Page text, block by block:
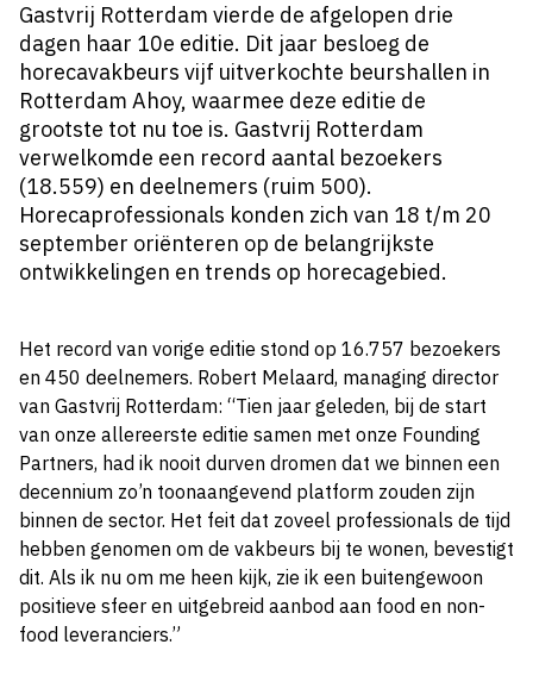
Gastvrij Rotterdam vierde de afgelopen drie
dagen haar 10e editie. Dit jaar besloeg de
horecavakbeurs vijf uitverkochte beurshallen in
Rotterdam Ahoy, waarmee deze editie de
grootste tot nu toe is. Gastvrij Rotterdam
verwelkomde een record aantal bezoekers
(18.559) en deelnemers (ruim 500).
Horecaprofessionals konden zich van 18 t/m 20
september oriënteren op de belangrijkste
ontwikkelingen en trends op horecagebied.
Het record van vorige editie stond op 16.757 bezoekers
en 450 deelnemers. Robert Melaard, managing director
van Gastvrij Rotterdam: “Tien jaar geleden, bij de start
van onze allereerste editie samen met onze Founding
Partners, had ik nooit durven dromen dat we binnen een
decennium zo’n toonaangevend platform zouden zijn
binnen de sector. Het feit dat zoveel professionals de tijd
hebben genomen om de vakbeurs bij te wonen, bevestigt
dit. Als ik nu om me heen kijk, zie ik een buitengewoon
positieve sfeer en uitgebreid aanbod aan food en non-
food leveranciers.”